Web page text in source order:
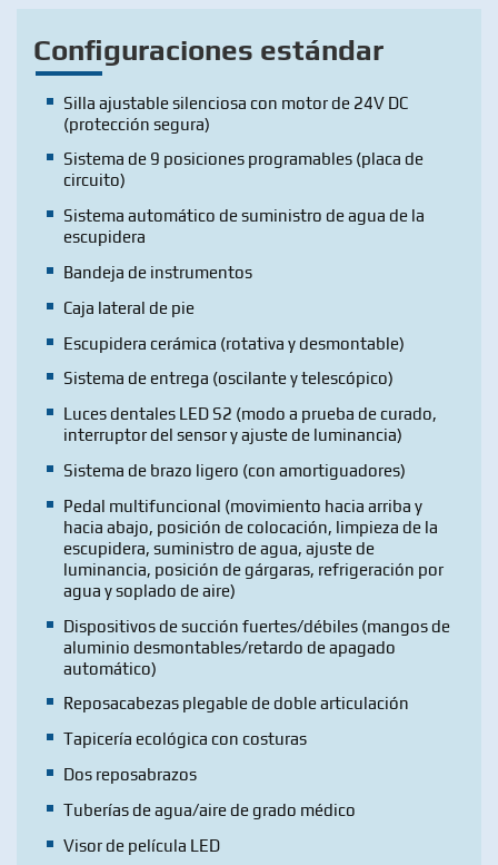
Configuraciones estándar
Silla ajustable silenciosa con motor de 24V DC
(protección segura)
Sistema de 9 posiciones programables (placa de
circuito)
Sistema automático de suministro de agua de la
escupidera
Bandeja de instrumentos
Caja lateral de pie
Escupidera cerámica (rotativa y desmontable)
Sistema de entrega (oscilante y telescópico)
Luces dentales LED S2 (modo a prueba de curado,
interruptor del sensor y ajuste de luminancia)
Sistema de brazo ligero (con amortiguadores)
Pedal multifuncional (movimiento hacia arriba y
hacia abajo, posición de colocación, limpieza de la
escupidera, suministro de agua, ajuste de
luminancia, posición de gárgaras, refrigeración por
agua y soplado de aire)
Dispositivos de succión fuertes/débiles (mangos de
aluminio desmontables/retardo de apagado
automático)
Reposacabezas plegable de doble articulación
Tapicería ecológica con costuras
Dos reposabrazos
Tuberías de agua/aire de grado médico
Visor de película LED